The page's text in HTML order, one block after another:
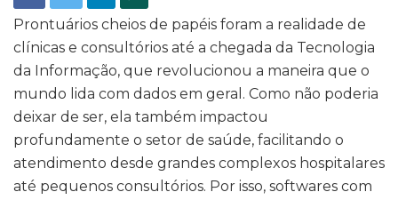
Prontuários cheios de papéis foram a realidade de
clínicas e consultórios até a chegada da Tecnologia
da Informação, que revolucionou a maneira que o
mundo lida com dados em geral. Como não poderia
deixar de ser, ela também impactou
profundamente o setor de saúde, facilitando o
atendimento desde grandes complexos hospitalares
até pequenos consultórios. Por isso, softwares com